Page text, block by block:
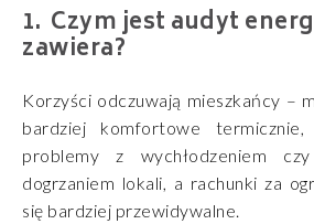
Czym jest audyt
zawiera?
Korzyści odczuwają mieszkańcy –
bardziej komfortowe termicznie,
problemy z wychłodzeniem czy
dogrzaniem lokali, a rachunki za
się bardziej przewidywalne.